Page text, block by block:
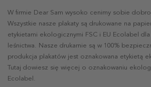
W firmie Dear Sam wysoko cenimy sobie
Wszystkie nasze plakaty są drukowane na
etykietami ekologicznymi FSC i EU Ecolabel
leśnictwa. Nasze drukarnie są w 100%
produkcja plakatów jest oznakowana etykietą
Tutaj dowiesz się więcej o oznakowaniu
Ecolabel.